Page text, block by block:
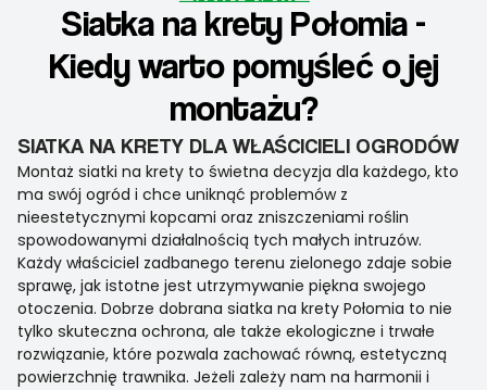
Siatka na krety Połomia -
Kiedy warto pomyśleć o jej
montażu?
SIATKA NA KRETY DLA WŁAŚCICIELI OGRODÓW
Montaż siatki na krety to świetna decyzja dla każdego, kto
ma swój ogród i chce uniknąć problemów z
nieestetycznymi kopcami oraz zniszczeniami roślin
spowodowanymi działalnością tych małych intruzów.
Każdy właściciel zadbanego terenu zielonego zdaje sobie
sprawę, jak istotne jest utrzymywanie piękna swojego
otoczenia. Dobrze dobrana siatka na krety Połomia to nie
tylko skuteczna ochrona, ale także ekologiczne i trwałe
rozwiązanie, które pozwala zachować równą, estetyczną
powierzchnię trawnika. Jeżeli zależy nam na harmonii i